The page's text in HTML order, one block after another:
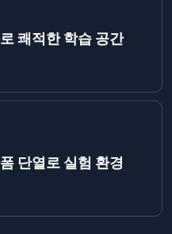
쾌적한 학습 공간
단열로 실험 환경